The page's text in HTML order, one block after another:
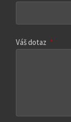
Váš dotaz *